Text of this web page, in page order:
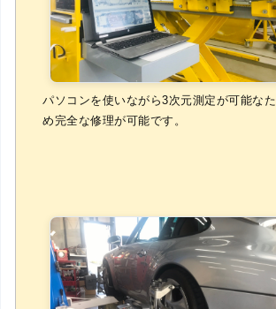
パソコンを使いながら3次元測定が可能なた
め完全な修理が可能です。